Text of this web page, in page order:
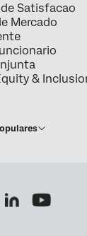
Satisfacao
Mercado
&